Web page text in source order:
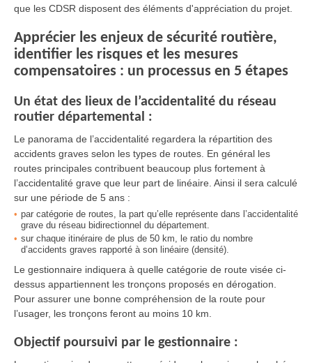
que les CDSR disposent des éléments d'appréciation du projet.
Apprécier les enjeux de sécurité routière,
identifier les risques et les mesures
compensatoires : un processus en 5 étapes
Un état des lieux de l’accidentalité du réseau
routier départemental :
Le panorama de l’accidentalité regardera la répartition des
accidents graves selon les types de routes. En général les
routes principales contribuent beaucoup plus fortement à
l’accidentalité grave que leur part de linéaire. Ainsi il sera calculé
sur une période de 5 ans :
par catégorie de routes, la part qu’elle représente dans l’accidentalité
grave du réseau bidirectionnel du département.
sur chaque itinéraire de plus de 50 km, le ratio du nombre
d’accidents graves rapporté à son linéaire (densité).
Le gestionnaire indiquera à quelle catégorie de route visée ci-
dessus appartiennent les tronçons proposés en dérogation.
Pour assurer une bonne compréhension de la route pour
l’usager, les tronçons feront au moins 10 km.
Objectif poursuivi par le gestionnaire :